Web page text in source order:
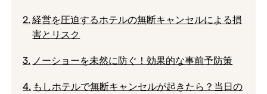
経営を圧迫するホテルの無断キャンセルによる損
害とリスク
ノーショーを未然に防ぐ！効果的な事前予防策
もしホテルで無断キャンセルが起きたら？当日の